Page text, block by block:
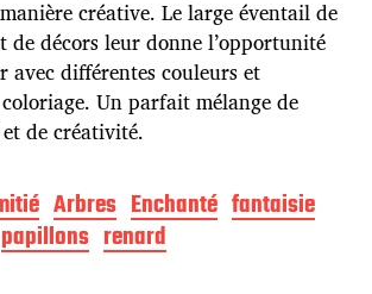
créative. Le large éventail de
de décors leur donne l’opportunité
avec différentes couleurs et
Un parfait mélange de
de créativité.
Arbres Enchanté fantaisie
papillons renard